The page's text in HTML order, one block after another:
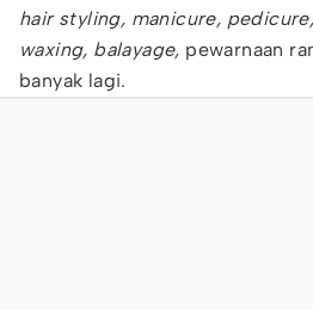
hair styling, manicure,
waxing, balayage, pewarnaan
banyak lagi.